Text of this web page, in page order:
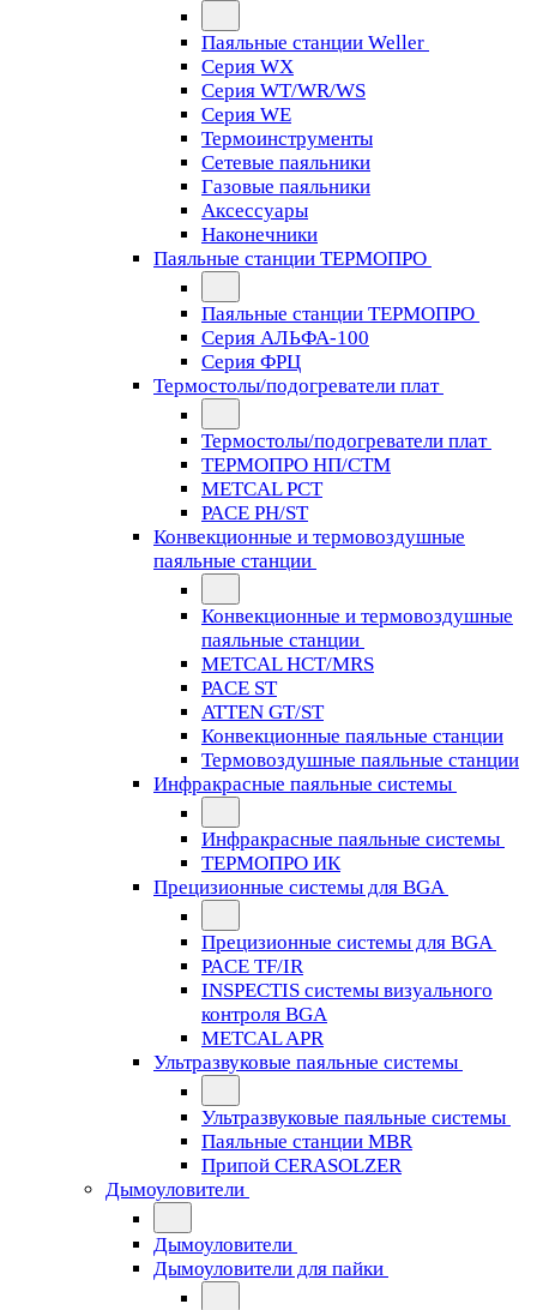
Паяльные станции Weller
Серия WX
Серия WT/WR/WS
Серия WE
Термоинструменты
Сетевые паяльники
Газовые паяльники
Аксессуары
Наконечники
Паяльные станции ТЕРМОПРО
Паяльные станции ТЕРМОПРО
Серия АЛЬФА-100
Серия ФРЦ
Термостолы/подогреватели плат
Термостолы/подогреватели плат
ТЕРМОПРО НП/СТМ
METCAL PCT
PACE PH/ST
Конвекционные и термовоздушные
паяльные станции
Конвекционные и термовоздушные
паяльные станции
METCAL HCT/MRS
PACE ST
ATTEN GT/ST
Конвекционные паяльные станции
Термовоздушные паяльные станции
Инфракрасные паяльные системы
Инфракрасные паяльные системы
ТЕРМОПРО ИК
Прецизионные системы для BGA
Прецизионные системы для BGA
PACE TF/IR
INSPECTIS системы визуального
контроля BGA
METCAL APR
Ультразвуковые паяльные системы
Ультразвуковые паяльные системы
Паяльные станции MBR
Припой CERASOLZER
Дымоуловители
Дымоуловители
Дымоуловители для пайки